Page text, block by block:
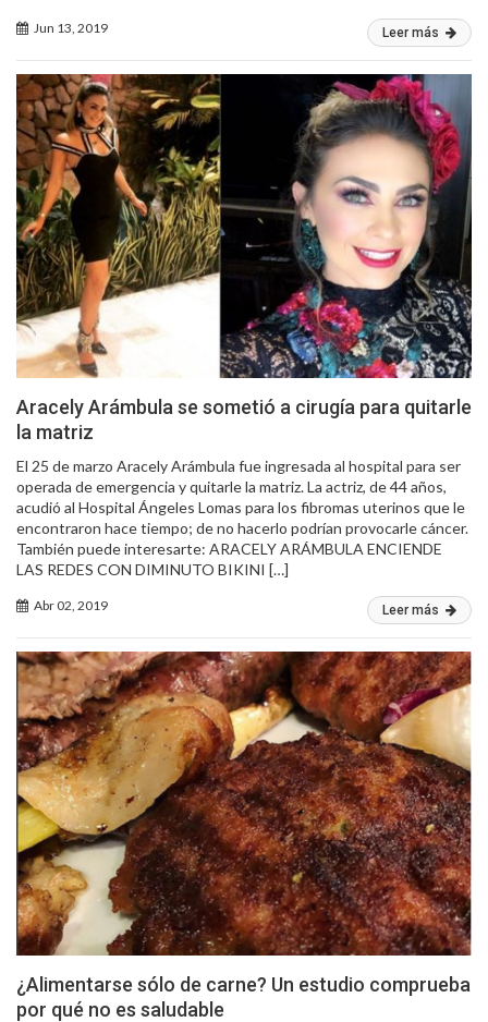
Jun 13, 2019 Leer más
Aracely Arámbula se sometió a cirugía para quitarle
la matriz
El 25 de marzo Aracely Arámbula fue ingresada al hospital para ser
operada de emergencia y quitarle la matriz. La actriz, de 44 años,
acudió al Hospital Ángeles Lomas para los fibromas uterinos que le
encontraron hace tiempo; de no hacerlo podrían provocarle cáncer.
También puede interesarte: ARACELY ARÁMBULA ENCIENDE
LAS REDES CON DIMINUTO BIKINI […]
Abr 02, 2019 Leer más
¿Alimentarse sólo de carne? Un estudio comprueba
por qué no es saludable